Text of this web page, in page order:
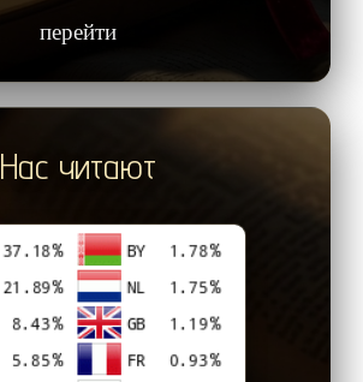
перейти
Нас читают